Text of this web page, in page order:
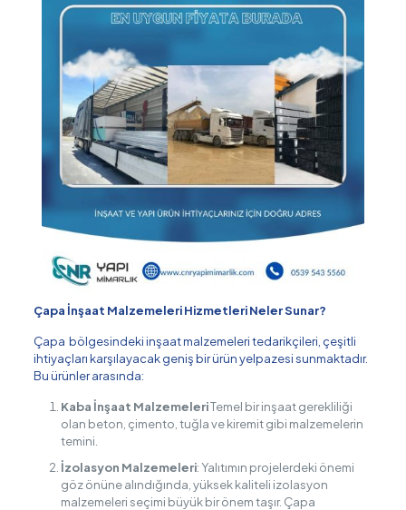
Çapa İnşaat Malzemeleri Hizmetleri Neler Sunar?
Çapa bölgesindeki inşaat malzemeleri tedarikçileri, çeşitli
ihtiyaçları karşılayacak geniş bir ürün yelpazesi sunmaktadır.
Bu ürünler arasında:
Kaba İnşaat MalzemeleriTemel bir inşaat gerekliliği
olan beton, çimento, tuğla ve kiremit gibi malzemelerin
temini.
İzolasyon Malzemeleri: Yalıtımın projelerdeki önemi
göz önüne alındığında, yüksek kaliteli izolasyon
malzemeleri seçimi büyük bir önem taşır. Çapa